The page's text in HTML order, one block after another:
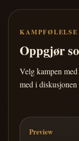
KAMPFØLELSE
Oppgjør
Velg kampen
med i diskusjonen
Preview